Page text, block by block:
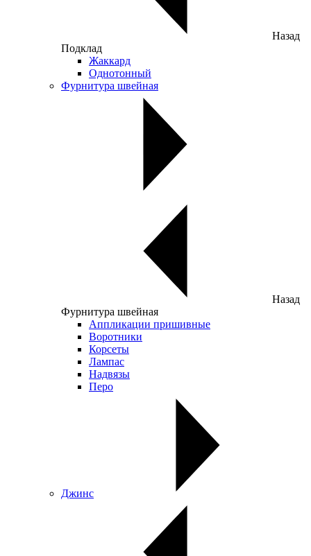
Назад
Подклад
Жаккард
Однотонный
Фурнитура швейная
Назад
Фурнитура швейная
Аппликации пришивные
Воротники
Корсеты
Лампас
Надвязы
Перо
Джинс